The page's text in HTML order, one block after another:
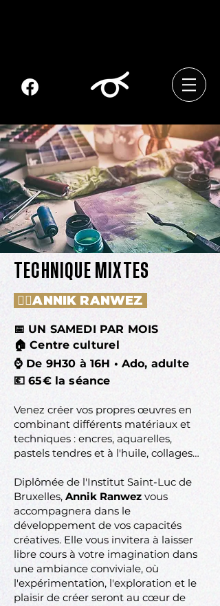
TECHNIQUE MIXTES
👱‍♀️ANNIK RANWEZ
📅 UN SAMEDI PAR MOIS
🏠 Centre culturel
⌚ De 9H30 à 16H • Ado, adulte
💶 65€ la séance
Venez créer vos propres œuvres en
combinant différents matériaux et
techniques : encres, aquarelles,
pastels tendres et à l'huile, collages…
Diplômée de l'Institut Saint-Luc de
Bruxelles, Annik Ranwez vous
accompagnera dans le
développement de vos capacités
créatives. Elle vous invitera à laisser
libre cours à votre imagination dans
une ambiance conviviale, où
l'expérimentation, l'exploration et le
plaisir de créer seront au cœur de